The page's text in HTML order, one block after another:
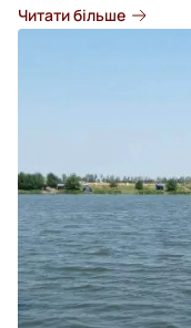
Читати більше